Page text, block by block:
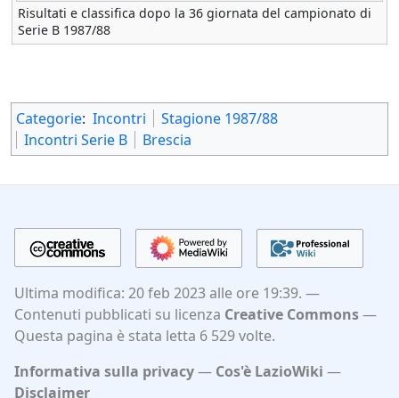
Risultati e classifica dopo la 36 giornata del campionato di
Serie B 1987/88
Categorie: Incontri
Stagione 1987/88
Incontri Serie B
Brescia
Ultima modifica: 20 feb 2023 alle ore 19:39.
Contenuti pubblicati su licenza Creative Commons
Questa pagina è stata letta 6 529 volte.
Informativa sulla privacy
Cos'è LazioWiki
Disclaimer